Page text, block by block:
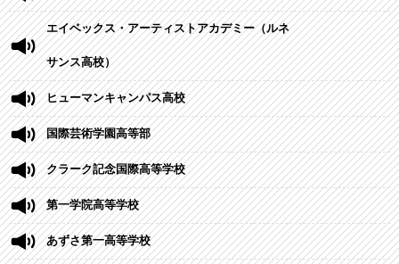
エイベックス・アーティストアカデミー（ルネ
サンス高校）
ヒューマンキャンパス高校
国際芸術学園高等部
クラーク記念国際高等学校
第一学院高等学校
あずさ第一高等学校